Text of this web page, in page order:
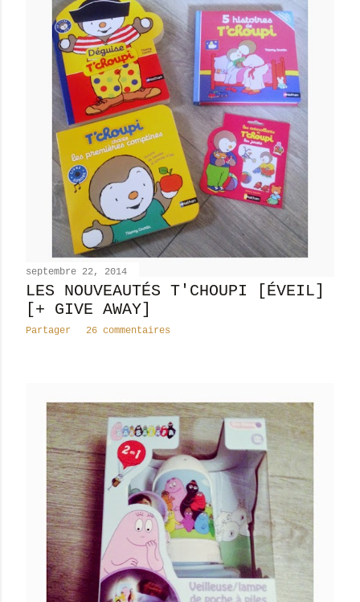
septembre 22, 2014
LES NOUVEAUTÉS T'CHOUPI [ÉVEIL]
[+ GIVE AWAY]
Partager 26 commentaires